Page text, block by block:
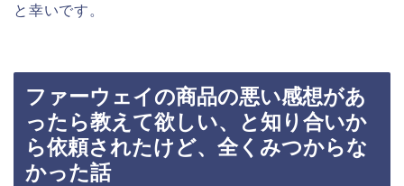
と幸いです。
ファーウェイの商品の悪い感想があ
ったら教えて欲しい、と知り合いか
ら依頼されたけど、全くみつからな
かった話